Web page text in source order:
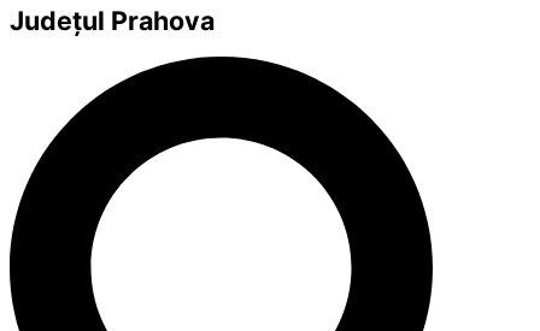
Județul Prahova